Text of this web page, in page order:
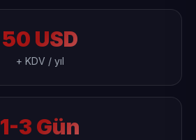
50 USD
+ KDV / yıl
1-3 Gün